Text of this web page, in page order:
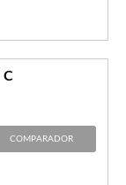
C
COMPARADOR